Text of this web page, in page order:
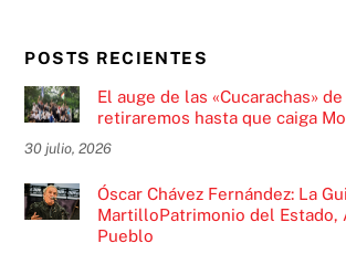
POSTS RECIENTES
El auge de las «Cucarachas» de
retiraremos hasta que caiga
30 julio, 2026
Óscar Chávez Fernández: La
MartilloPatrimonio del Estado,
Pueblo